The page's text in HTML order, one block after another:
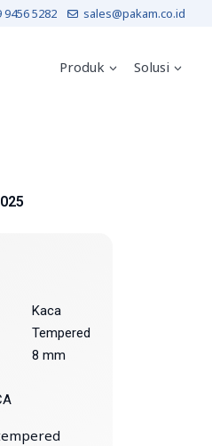
9456 5282 sales@pakam.co.id
Produk Solusi
Kaca
Tempered
8 mm